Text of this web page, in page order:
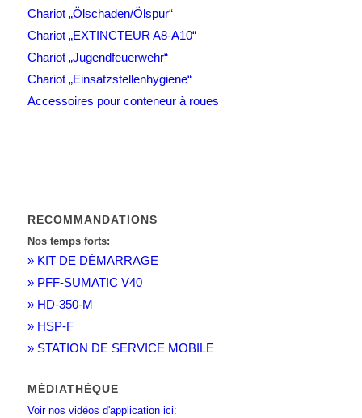
Chariot „Ölschaden/Ölspur“
Chariot „EXTINCTEUR A8-A10“
Chariot „Jugendfeuerwehr“
Chariot „Einsatzstellenhygiene“
Accessoires pour conteneur à roues
RECOMMANDATIONS
Nos temps forts:
» KIT DE DÉMARRAGE
» PFF-SUMATIC V40
» HD-350-M
» HSP-F
» STATION DE SERVICE MOBILE
MÉDIATHÈQUE
Voir nos vidéos d'application ici: